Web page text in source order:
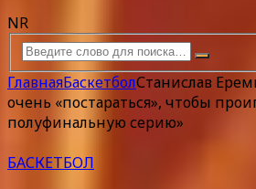
NR
ГлавнаяБаскетболСтанислав
очень «постараться», чтобы
полуфинальную серию»
БАСКЕТБОЛ